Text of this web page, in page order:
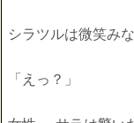
シラツルは微笑み
「えっ？」